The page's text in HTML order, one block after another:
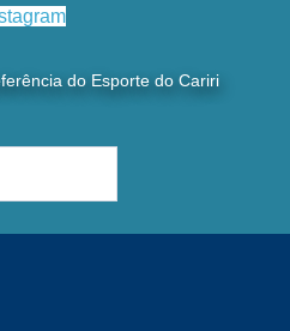
do Esporte do Cariri